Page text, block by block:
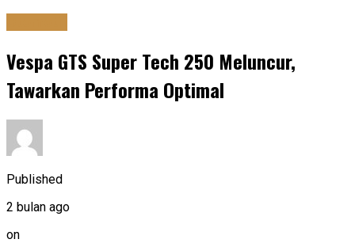
Vespa GTS Super Tech 250 Meluncur,
Tawarkan Performa Optimal
Published
2 bulan ago
on